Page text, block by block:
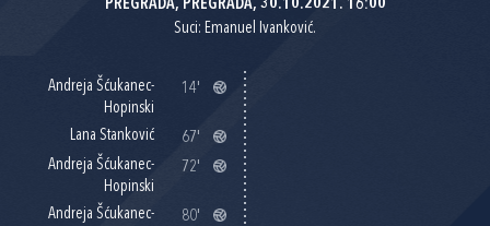
PREGRADA, PREGRADA, 30.10.2021. 16:00
Suci: Emanuel Ivanković.
Andreja Šćukanec-
Hopinski
14'
Lana Stanković
67'
Andreja Šćukanec-
Hopinski
72'
Andreja Šćukanec-
80'